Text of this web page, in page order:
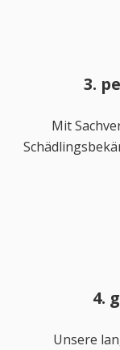
3.
Mit
4.
Unsere